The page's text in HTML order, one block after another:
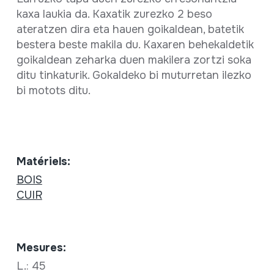
kaxa laukia da. Kaxatik zurezko 2 beso
ateratzen dira eta hauen goikaldean, batetik
bestera beste makila du. Kaxaren behekaldetik
goikaldean zeharka duen makilera zortzi soka
ditu tinkaturik. Gokaldeko bi muturretan ilezko
bi motots ditu.
Matériels:
BOIS
CUIR
Mesures:
L.: 45